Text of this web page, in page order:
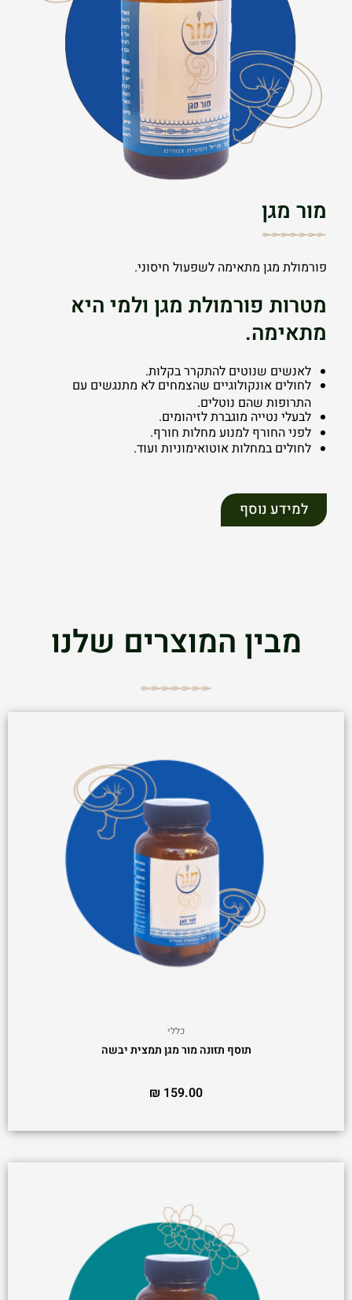
מור מגן
פורמולת מגן מתאימה לשפעול חיסוני.
מטרות פורמולת מגן ולמי היא
מתאימה.
לאנשים שנוטים להתקרר בקלות.
לחולים אונקולוגיים שהצמחים לא מתנגשים עם
התרופות שהם נוטלים.
לבעלי נטייה מוגברת לזיהומים.
לפני החורף למנוע מחלות חורף.
לחולים במחלות אוטואימוניות ועוד.
למידע נוסף
מבין המוצרים שלנו
כללי
תוסף תזונה מור מגן תמצית יבשה
₪ 159.00